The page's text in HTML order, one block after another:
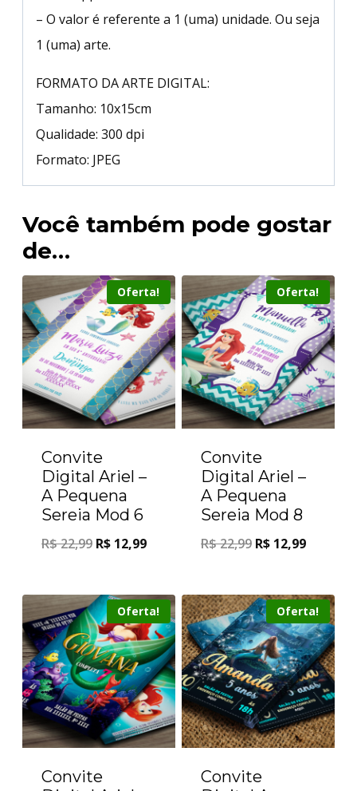
– O valor é referente a 1 (uma) unidade. Ou seja
1 (uma) arte.
FORMATO DA ARTE DIGITAL:
Tamanho: 10x15cm
Qualidade: 300 dpi
Formato: JPEG
Você também pode gostar
de…
Oferta!
Convite
Digital Ariel –
A Pequena
Sereia Mod 6
R$22,99 R$ 12,99
Oferta!
Convite
Digital Ariel –
A Pequena
Sereia Mod 8
R$22,99 R$ 12,99
Oferta!
Convite
Oferta!
Convite